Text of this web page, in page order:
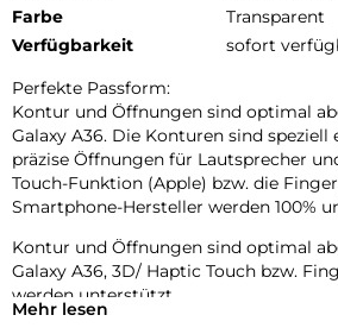
Farbe
Transparent
Verfügbarkeit
sofort
Perfekte Passform:
Kontur und Öffnungen sind optimal
Galaxy A36. Die Konturen sind
präzise Öffnungen für Lautsprecher
Touch-Funktion (Apple) bzw. die
Smartphone-Hersteller werden 100%
Kontur und Öffnungen sind optimal
Galaxy A36, 3D/ Haptic Touch bzw.
werden unterstützt.
Mehr lesen